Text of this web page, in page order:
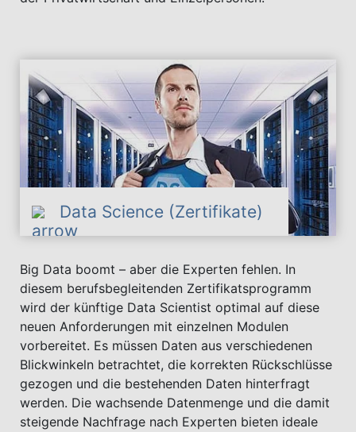
Data Science (Zertifikate)
Big Data boomt – aber die Experten fehlen. In
diesem berufsbegleitenden Zertifikatsprogramm
wird der künftige Data Scientist optimal auf diese
neuen Anforderungen mit einzelnen Modulen
vorbereitet. Es müssen Daten aus verschiedenen
Blickwinkeln betrachtet, die korrekten Rückschlüsse
gezogen und die bestehenden Daten hinterfragt
werden. Die wachsende Datenmenge und die damit
steigende Nachfrage nach Experten bieten ideale